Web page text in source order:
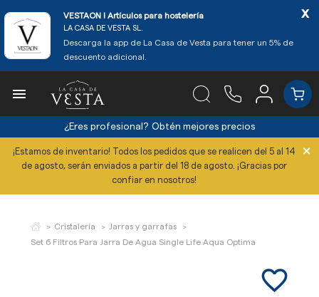
VESTAON l Artículos para hostelería
LA CASA DE VESTA SL.
Descarga la app de La Casa de Vesta para tener un 5% de
descuento adicional.
x

¿Eres profesional? Obtén mejores precios
¡Estamos de inventario! Todos los pedidos que se realicen del 5 al 14
de agosto, serán enviados a partir del 18 de agosto. ¡Gracias por
confiar en nosotros!
×
Cristalería
Jarras y garrafas
Set 6 Filtros Para Jarra De Agua Single Life Aqua Optima
favorite_border